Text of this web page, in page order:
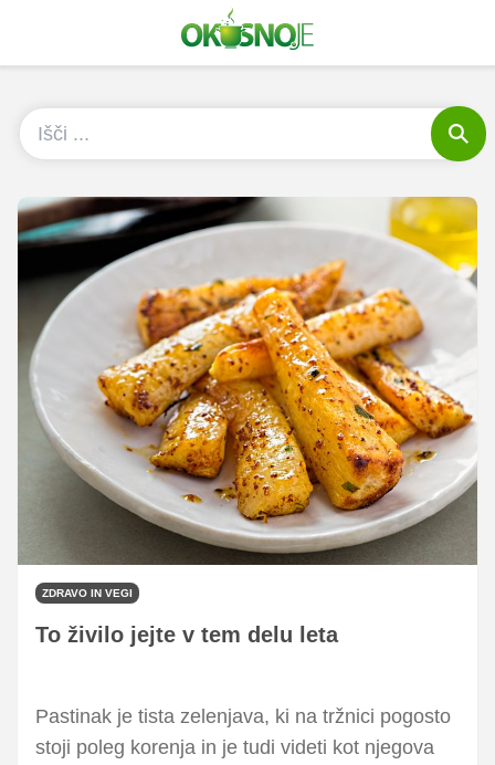
ZDRAVO IN VEGI
To živilo jejte v tem delu leta
Pastinak je tista zelenjava, ki na tržnici pogosto
stoji poleg korenja in je tudi videti kot njegova